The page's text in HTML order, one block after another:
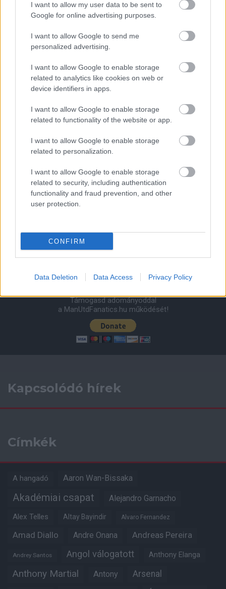
I want to allow my user data to be sent to
Google for online advertising purposes.
I want to allow Google to send me
personalized advertising.
I want to allow Google to enable storage
related to analytics like cookies on web or
device identifiers in apps.
I want to allow Google to enable storage
related to functionality of the website or app.
I want to allow Google to enable storage
related to personalization.
I want to allow Google to enable storage
related to security, including authentication
functionality and fraud prevention, and other
user protection.
CONFIRM
Data Deletion Data Access Privacy Policy
Meccs Center
Paris Saint-Germainvs
Felkészülési szezon 4. mérkőzés
1 nap 23 óra 46 perc 25 másodperc
Leeds UnitedvsManchester United 2026-08-12 20:30
AC Milanvs Manchester United
ELŐZŐ MÉRKŐZÉSEK
Támogasd adományoddal
a ManUtdFanatics.hu működését!
Kapcsolódó hírek
Címkék
A hangadó Aaron Wan-Bissaka
Akadémiai csapat Alejandro Garnacho
Alex Telles Altay Bayindir Alvaro Fernandez
Amad Diallo Andre Onana Andreas Pereira
Andrey Santos Angol válogatott Anthony Elanga
Anthony Martial Antony
Arsenal